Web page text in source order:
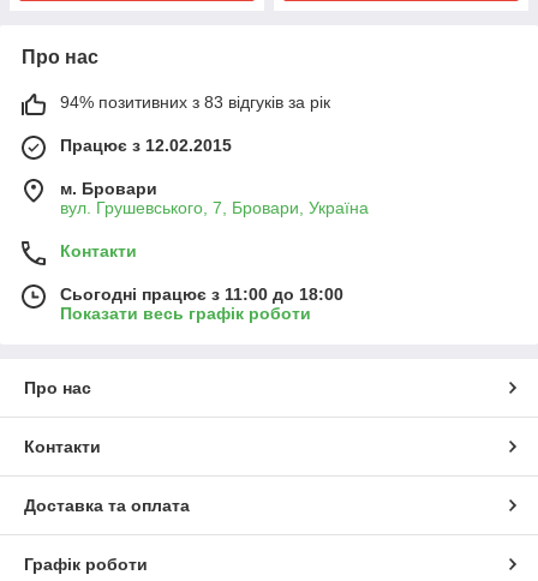
Про нас
94% позитивних з 83 відгуків за рік
Працює з 12.02.2015
м. Бровари
вул. Грушевського, 7, Бровари, Україна
Контакти
Сьогодні працює з 11:00 до 18:00
Показати весь графік роботи
Про нас
Контакти
Доставка та оплата
Графік роботи